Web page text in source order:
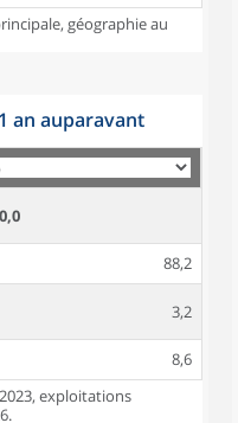
géographie au
an auparavant
88,2
3,2
8,6
exploitations